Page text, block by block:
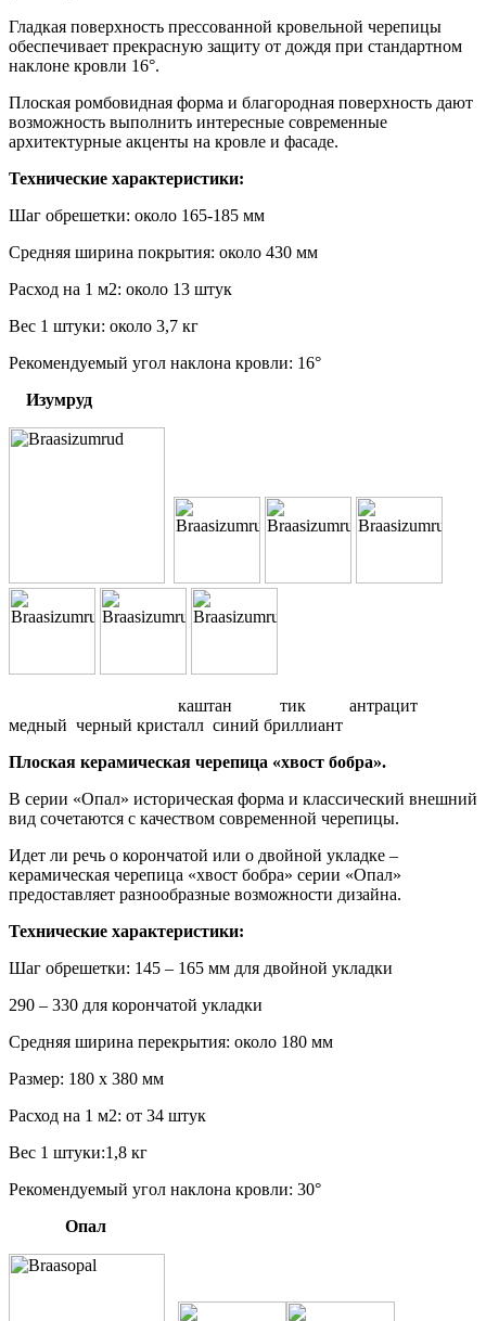
Гладкая поверхность прессованной кровельной черепицы
обеспечивает прекрасную защиту от дождя при стандартном
наклоне кровли 16°.
Плоская ромбовидная форма и благородная поверхность дают
возможность выполнить интересные современные
архитектурные акценты на кровле и фасаде.
Технические характеристики:
Шаг обрешетки: около 165-185 мм
Средняя ширина покрытия: около 430 мм
Расход на 1 м2: около 13 штук
Вес 1 штуки: около 3,7 кг
Рекомендуемый угол наклона кровли: 16°
Изумруд
каштан тик антрацит
медный черный кристалл синий бриллиант
Плоская керамическая черепица «хвост бобра».
В серии «Опал» историческая форма и классический внешний
вид сочетаются с качеством современной черепицы.
Идет ли речь о корончатой или о двойной укладке –
керамическая черепица «хвост бобра» серии «Опал»
предоставляет разнообразные возможности дизайна.
Технические характеристики:
Шаг обрешетки: 145 – 165 мм для двойной укладки
290 – 330 для корончатой укладки
Средняя ширина перекрытия: около 180 мм
Размер: 180 х 380 мм
Расход на 1 м2: от 34 штук
Вес 1 штуки:1,8 кг
Рекомендуемый угол наклона кровли: 30°
Опал